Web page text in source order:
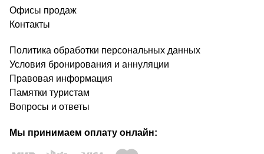
Офисы продаж
Контакты
Политика обработки персональных данных
Условия бронирования и аннуляции
Правовая информация
Памятки туристам
Вопросы и ответы
Мы принимаем оплату онлайн: